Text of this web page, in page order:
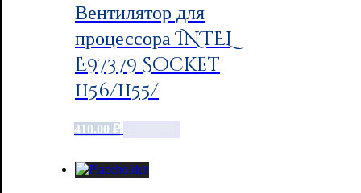
Вентилятор для
процессора INTEL
E97379 Socket
1156/1155/
410.00 ₽